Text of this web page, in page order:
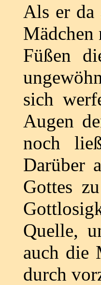
Als er da
Mädchen
Füßen
sich
Augen
noch
Darüber
Gottes
Quelle,
auch die
durch